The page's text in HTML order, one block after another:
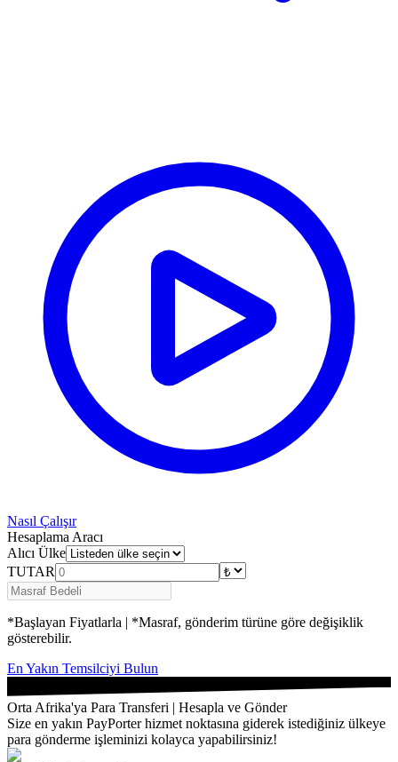
Nasıl Çalışır
Hesaplama Aracı
Alıcı Ülke
TUTAR
*Başlayan Fiyatlarla | *Masraf, gönderim türüne göre değişiklik
gösterebilir.
En Yakın Temsilciyi Bulun
Orta Afrika'ya Para Transferi | Hesapla ve Gönder
Size en yakın PayPorter hizmet noktasına giderek istediğiniz ülkeye
para gönderme işleminizi kolayca yapabilirsiniz!